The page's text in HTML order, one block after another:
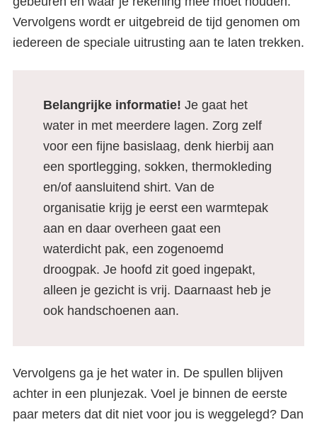
Vervolgens wordt er uitgebreid de tijd genomen om
iedereen de speciale uitrusting aan te laten trekken.
Belangrijke informatie! Je gaat het
water in met meerdere lagen. Zorg zelf
voor een fijne basislaag, denk hierbij aan
een sportlegging, sokken, thermokleding
en/of aansluitend shirt. Van de
organisatie krijg je eerst een warmtepak
aan en daar overheen gaat een
waterdicht pak, een zogenoemd
droogpak. Je hoofd zit goed ingepakt,
alleen je gezicht is vrij. Daarnaast heb je
ook handschoenen aan.
Vervolgens ga je het water in. De spullen blijven
achter in een plunjezak. Voel je binnen de eerste
paar meters dat dit niet voor jou is weggelegd? Dan